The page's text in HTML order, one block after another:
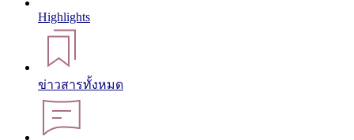
Highlights
ข่าวสารทั้งหมด